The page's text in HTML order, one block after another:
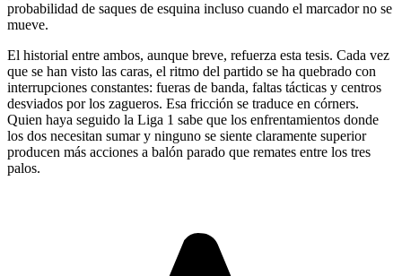
probabilidad de saques de esquina incluso cuando el marcador no se
mueve.
El historial entre ambos, aunque breve, refuerza esta tesis. Cada vez
que se han visto las caras, el ritmo del partido se ha quebrado con
interrupciones constantes: fueras de banda, faltas tácticas y centros
desviados por los zagueros. Esa fricción se traduce en córners.
Quien haya seguido la Liga 1 sabe que los enfrentamientos donde
los dos necesitan sumar y ninguno se siente claramente superior
producen más acciones a balón parado que remates entre los tres
palos.